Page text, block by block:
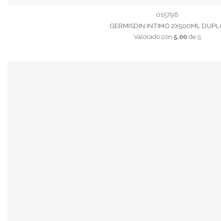
015798
GERMISDIN INTIMO 2X500ML
Valorado con 5.00de 5